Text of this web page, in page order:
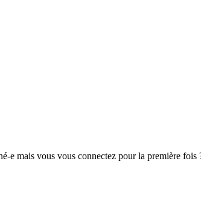
e mais vous vous connectez pour la première